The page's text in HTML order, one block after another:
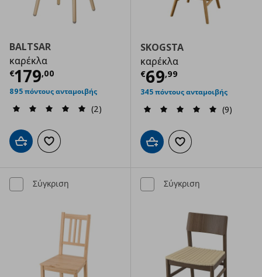
BALTSAR
καρέκλα
€179,00
Τρέχουσα τιμή € 179,00
895 πόντους ανταμοιβής
(2)
Προσθήκη στο καλάθι
Προσθήκη στα αγαπημένα
SKOGSTA
καρέκλα
€69,99
Τρέχουσα
345 πόντους ανταμοιβής
(9)
Προσθήκη στο καλάθι
Προσθήκη στα
Σύγκριση Σύγκριση